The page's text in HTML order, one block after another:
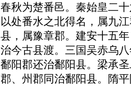
春秋为楚番邑。秦始皇二
以处番水之北得名，属九
县，属豫章郡。建安十五
治今古县渡。三国吴赤乌
鄱阳郡还治鄱阳县。梁承
郡、州郡同治鄱阳县。隋